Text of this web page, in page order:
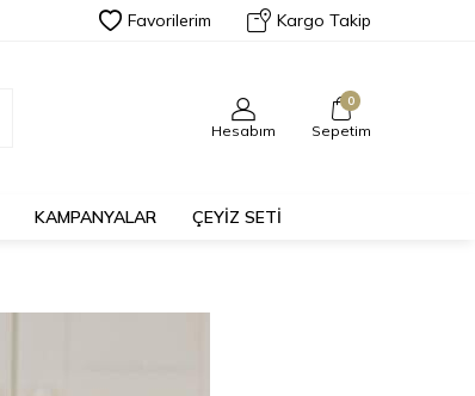
Favorilerim Kargo Takip
Hesabım
0
Sepetim
KAMPANYALAR ÇEYİZ SETİ